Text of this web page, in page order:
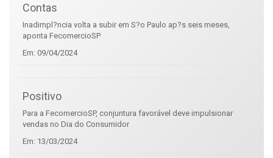
Contas
Inadimpl?ncia volta a subir em S?o Paulo ap?s seis meses,
aponta FecomercioSP
Em: 09/04/2024
Positivo
Para a FecomercioSP, conjuntura favorável deve impulsionar
vendas no Dia do Consumidor
Em: 13/03/2024